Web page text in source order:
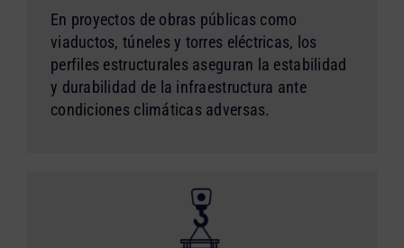
En proyectos de obras públicas como
viaductos, túneles y torres eléctricas, los
perfiles estructurales aseguran la estabilidad
y durabilidad de la infraestructura ante
condiciones climáticas adversas.